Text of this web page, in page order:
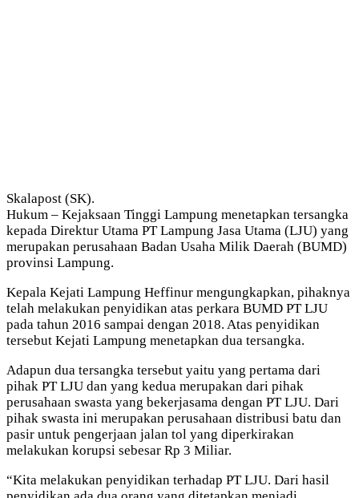
Skalapost (SK).
Hukum – Kejaksaan Tinggi Lampung menetapkan tersangka
kepada Direktur Utama PT Lampung Jasa Utama (LJU) yang
merupakan perusahaan Badan Usaha Milik Daerah (BUMD)
provinsi Lampung.
Kepala Kejati Lampung Heffinur mengungkapkan, pihaknya
telah melakukan penyidikan atas perkara BUMD PT LJU
pada tahun 2016 sampai dengan 2018. Atas penyidikan
tersebut Kejati Lampung menetapkan dua tersangka.
Adapun dua tersangka tersebut yaitu yang pertama dari
pihak PT LJU dan yang kedua merupakan dari pihak
perusahaan swasta yang bekerjasama dengan PT LJU. Dari
pihak swasta ini merupakan perusahaan distribusi batu dan
pasir untuk pengerjaan jalan tol yang diperkirakan
melakukan korupsi sebesar Rp 3 Miliar.
“Kita melakukan penyidikan terhadap PT LJU. Dari hasil